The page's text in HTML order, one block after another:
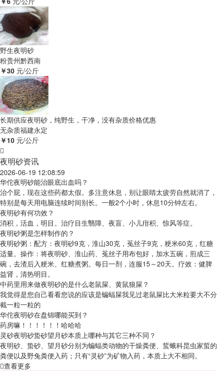
野生夜明砂
粉贵州黔西南
￥30 元/公斤
长期供应夜明砂，纯野生，干净，没有杂质价格优惠
无杂质福建永定
￥10 元/公斤
夜明砂资讯
2026-06-19 12:08:59
华佗夜明砂能治眼底出血吗？
治个屁，现在这些药都太假。多注意休息，别让眼睛太疲劳自然就消了，
特别是每天用电脑连续时间别长。一般2个小时，休息10分钟左右。
夜明砂有何功效？
消积，活血，明目。治疗目生翳障、夜盲、小儿疳积、惊风等症。
夜明砂粥是怎样制作的？
夜明砂粥：配方：夜明砂9克，淮山30克，菟丝子9克，粳米60克，红糖
适量。操作：将夜明砂、淮山药、菟丝子用布包好，加水五碗，煎成三
碗，去渣后入粳米、红糖煮粥。每日一剂，连服15～20天。疗效：健脾
益肾，清热明目。
中药里用来做夜明砂的是什么老鼠屎、黄鼠狼屎？
我觉得是您自己看看您说的应该是蝙蝠屎我见过老鼠屎比大米粒要大不分
截一粒一粒的
华佗夜明砂在盘锦哪能买到？
药房嘛！！！！！！哈哈哈
灵砂夜明砂蛰砂望月砂本质上哪种与其它三种不同？
夜明砂、蛰砂、望月砂分别为蝙蝠类动物的干燥粪便、蜇蛾科昆虫家蜇的
粪便以及野兔粪便入药；只有“灵砂”为矿物入药，本质上大不相同。
查看更多